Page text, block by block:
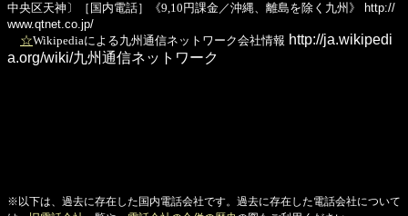
中央区天神〕［国内電話］《9,10円課金／沖縄、離島を除く九州》
http://
www.qtnet.co.jp/
☆Wikipediaによる九州通信ネットワーク会社情報 http://ja.wikipedi
a.org/wiki/九州通信ネットワーク
※以下は、過去に存在した国内電話会社です。過去に存在した電話会社について